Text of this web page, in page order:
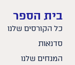
בית הספר
כל הקורסים שלנו
סדנאות
המנחים שלנו